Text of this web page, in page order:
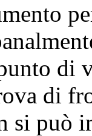
di
di
può